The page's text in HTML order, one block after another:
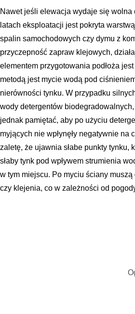
Nawet jeśli elewacja wydaje się
latach eksploatacji jest pokryta
spalin samochodowych czy dymu z
przyczepność zapraw klejowych,
elementem przygotowania podłoża
metodą jest mycie wodą pod
nierówności tynku. W przypadku
wody detergentów
jednak pamiętać, aby po użyciu
myjących nie wpłynęły negatywnie
zaletę, że ujawnia słabe punkty tynku,
słaby tynk pod wpływem strumienia
w tym miejscu. Po myciu ściany
czy klejenia, co w zależności od